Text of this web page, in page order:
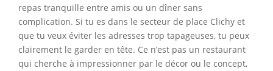
repas tranquille entre amis ou un dîner sans
complication. Si tu es dans le secteur de place Clichy et
que tu veux éviter les adresses trop tapageuses, tu peux
clairement le garder en tête. Ce n’est pas un restaurant
qui cherche à impressionner par le décor ou le concept,